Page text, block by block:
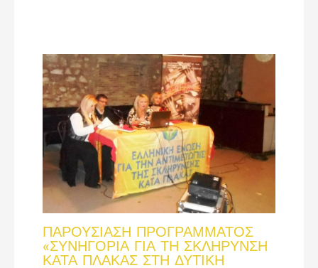
ΠΑΡΟΥΣΙΑΣΗ ΠΡΟΓΡΑΜΜΑΤΟΣ
«ΣΥΝΗΓΟΡΙΑ ΓΙΑ ΤΗ ΣΚΛΗΡΥΝΣΗ
ΚΑΤΑ ΠΛΑΚΑΣ ΣΤΗ ΔΥΤΙΚΗ